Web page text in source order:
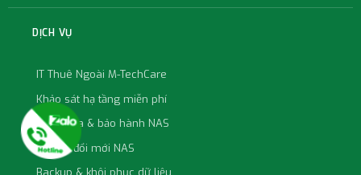
DỊCH VỤ
IT Thuê Ngoài M-TechCare
Khảo sát hạ tầng miễn phí
Sửa chữa & bảo hành NAS
Thu cũ đổi mới NAS
Backup & khôi phục dữ liệu